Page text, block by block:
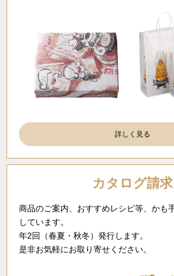
詳しく見る
カタログ請求
商品のご案内、おすすめレシピ等、かも
しています。
年2回（春夏・秋冬）発行します。
是非お気軽にお取り寄せください。